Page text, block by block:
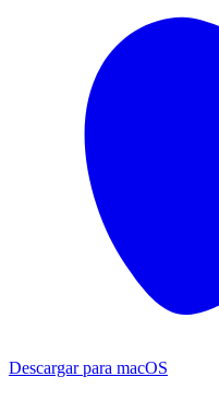
Descargar para macOS